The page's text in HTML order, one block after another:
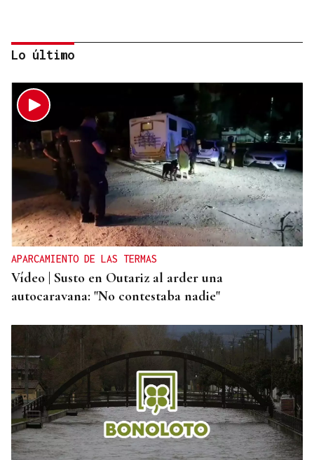
Demasiado rival en Barreiro para la UD Ourense
(2-0)
Lo último
APARCAMIENTO DE LAS TERMAS
Vídeo | Susto en Outariz al arder una
autocaravana: "No contestaba nadie"